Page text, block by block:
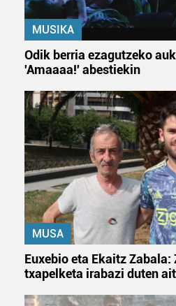
MUSIKA
Odik berria ezagutzeko
'Amaaaa!' abestiekin
MUSA
Euxebio eta Ekaitz
txapelketa irabazi duten